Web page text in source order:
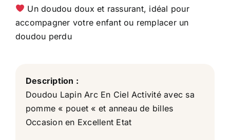
Un doudou doux et rassurant, idéal pour
accompagner votre enfant ou remplacer un
doudou perdu
Description :
Doudou Lapin Arc En Ciel Activité avec sa
pomme « pouet « et anneau de billes
Occasion en Excellent Etat